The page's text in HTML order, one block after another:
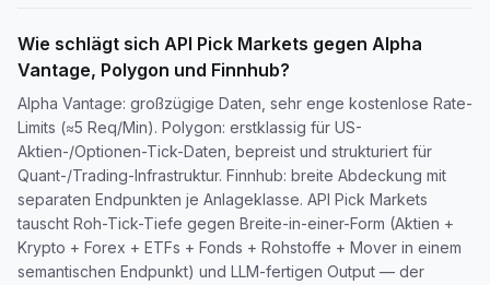
Wie schlägt sich API Pick Markets gegen Alpha
Vantage, Polygon und Finnhub?
Alpha Vantage: großzügige Daten, sehr enge kostenlose Rate-
Limits (≈5 Req/Min). Polygon: erstklassig für US-
Aktien-/Optionen-Tick-Daten, bepreist und strukturiert für
Quant-/Trading-Infrastruktur. Finnhub: breite Abdeckung mit
separaten Endpunkten je Anlageklasse. API Pick Markets
tauscht Roh-Tick-Tiefe gegen Breite-in-einer-Form (Aktien +
Krypto + Forex + ETFs + Fonds + Rohstoffe + Mover in einem
semantischen Endpunkt) und LLM-fertigen Output — der